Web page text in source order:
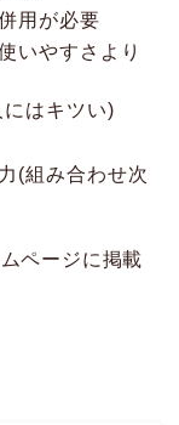
用が必要
いやすさより
はキツい)
(組み合わせ次
ページに掲載